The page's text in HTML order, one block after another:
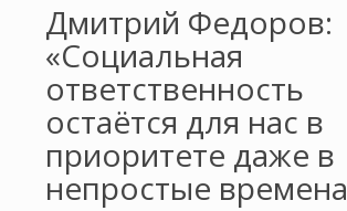
Дмитрий Федоров:
«Социальная
ответственность
остаётся для нас в
приоритете даже в
непростые